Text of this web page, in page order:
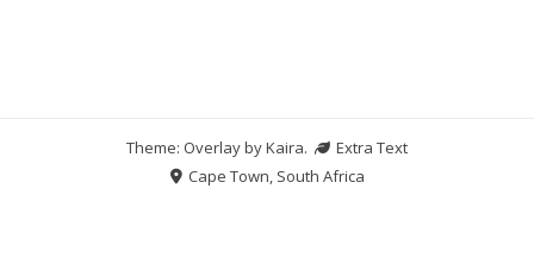
Theme: Overlay byKaira.
Extra Text
Cape Town, South Africa